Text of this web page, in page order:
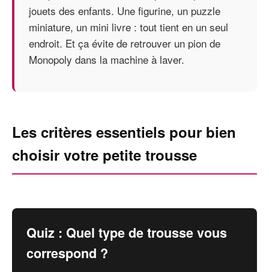
jouets des enfants. Une figurine, un puzzle
miniature, un mini livre : tout tient en un seul
endroit. Et ça évite de retrouver un pion de
Monopoly dans la machine à laver.
Les critères essentiels pour bien
choisir votre petite trousse
Quiz : Quel type de trousse vous
correspond ?